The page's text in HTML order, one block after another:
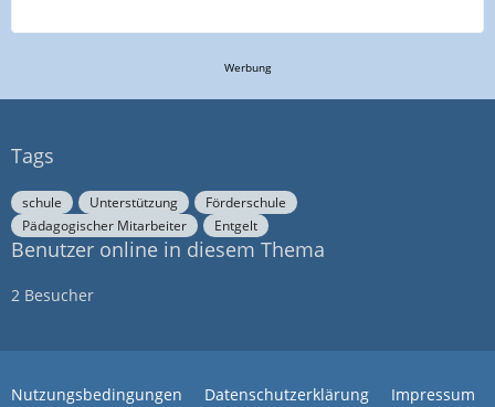
Werbung
Tags
schule Unterstützung
Förderschule
Pädagogischer Mitarbeiter
Entgelt
Benutzer online in diesem Thema
2 Besucher
Nutzungsbedingungen Datenschutzerklärung Impressum